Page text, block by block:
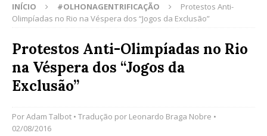
INÍCIO #OLHONAGENTRIFICAÇÃO
Protestos Anti-
Olimpíadas no Rio na Véspera dos “Jogos da Exclusão”
Protestos Anti-Olimpíadas no Rio
na Véspera dos “Jogos da
Exclusão”
PorAdam Talbot • Tradução por Leonardo Braga Nobre •
02/08/2016